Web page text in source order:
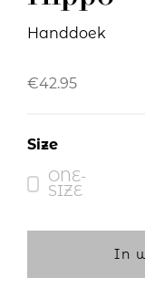
Handdoek
€42.95
Size
ONE-
SIZE
In